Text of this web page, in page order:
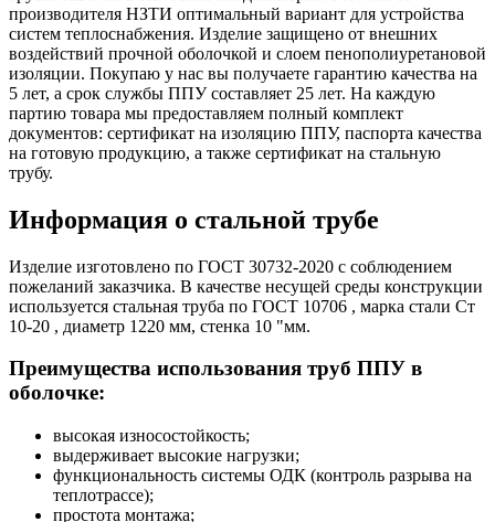
производителя НЗТИ оптимальный вариант для устройства
систем теплоснабжения. Изделие защищено от внешних
воздействий прочной оболочкой и слоем пенополиуретановой
изоляции. Покупаю у нас вы получаете гарантию качества на
5 лет, а срок службы ППУ составляет 25 лет. На каждую
партию товара мы предоставляем полный комплект
документов: сертификат на изоляцию ППУ, паспорта качества
на готовую продукцию, а также сертификат на стальную
трубу.
Информация о стальной трубе
Изделие изготовлено по ГОСТ 30732-2020 с соблюдением
пожеланий заказчика. В качестве несущей среды конструкции
используется стальная труба по ГОСТ 10706 , марка стали Ст
10-20 , диаметр 1220 мм, стенка 10 "мм.
Преимущества использования труб ППУ в
оболочке:
высокая износостойкость;
выдерживает высокие нагрузки;
функциональность системы ОДК (контроль разрыва на
теплотрассе);
простота монтажа;